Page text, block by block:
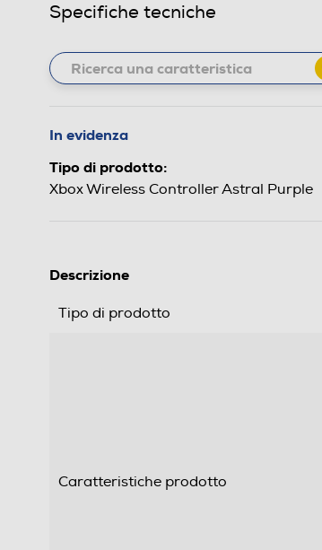
Specifiche tecniche
In evidenza
Tipo di prodotto:
Xbox Wireless Controller Astral Purple
Descrizione
Tipo di prodotto
Caratteristiche prodotto